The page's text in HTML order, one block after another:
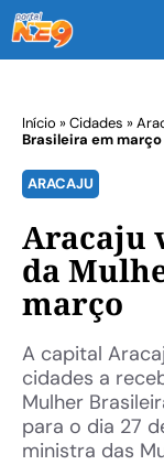
Início »Cidades »
Brasileira em março
ARACAJU
Aracaju
da
março
A capital
cidades a
Mulher
para o dia 27
ministra das